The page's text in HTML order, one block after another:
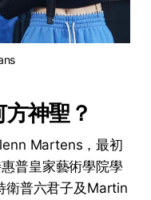
神聖？
Martens，最初
普皇家藝術學院學
衛普六君子及Martin